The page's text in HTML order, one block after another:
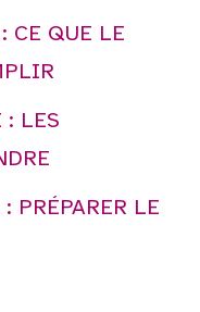
CE QUE LE
: LES
PRÉPARER LE